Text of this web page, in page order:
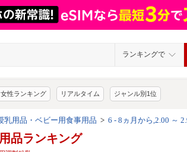
ランキングで
女性ランキング リアルタイム ジャンル別1位
乳用品・ベビー用食事用品 > 6 - 8ヵ月から,2.00 ～
品ランキング